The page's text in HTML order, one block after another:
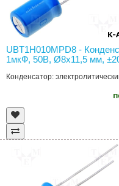
UBT1H010MPD8 -
1мкФ, 50В, Ø8x11,5 мм,
Конденсатор: